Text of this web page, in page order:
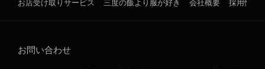
お店受け取りサービス 三度の飯より服が好き 会社概要 採用情報
お問い合わせ